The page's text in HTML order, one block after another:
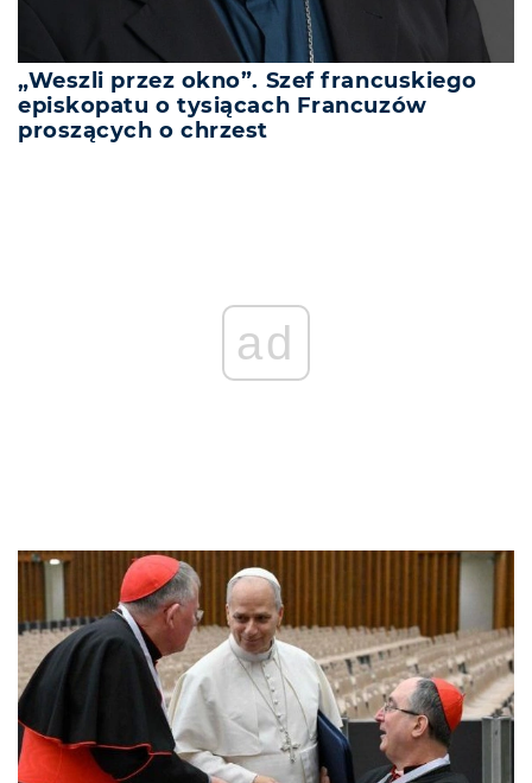
„Weszli przez okno”. Szef francuskiego
episkopatu o tysiącach Francuzów
proszących o chrzest
ad